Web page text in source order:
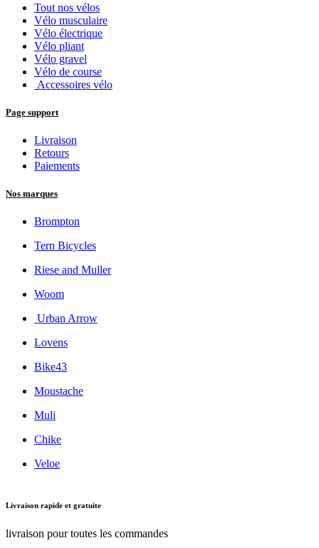
Tout nos vélos
Vélo musculaire
Vélo électrique
Vélo pliant
Vélo gravel
Vélo de course
Accessoires vélo
Page support
Livraison
Retours
Paiements
Nos marques
Brompton
Tern Bicycles
Riese and Muller
Woom
Urban Arrow
Lovens
Bike43
Moustache
Muli
Chike
Veloe
Livraison rapide et gratuite
livraison pour toutes les commandes